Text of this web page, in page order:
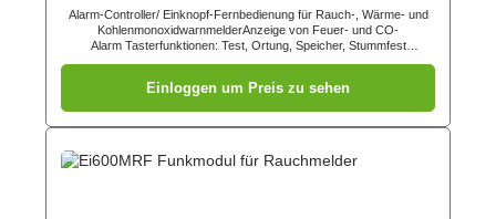
Alarm-Controller/ Einknopf-Fernbedienung für Rauch-, Wärme- und
KohlenmonoxidwarnmelderAnzeige von Feuer- und CO-
Alarm Tasterfunktionen: Test, Ortung, Speicher, Stummfest
2014/53/EU AP-Montage 5 Jahre Garantie, 10 Jahre Lebensdauer
Einloggen um Preis zu sehen